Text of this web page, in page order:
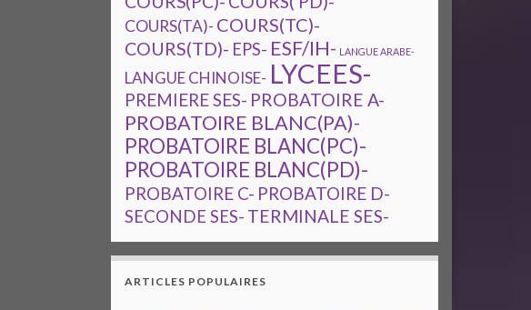
COURS(TA)- COURS(TC)-
COURS(TD)- EPS- ESF/IH- LANGUE ARABE-
LANGUE CHINOISE- LYCEES-
PREMIERE SES- PROBATOIRE A-
PROBATOIRE BLANC(PA)-
PROBATOIRE BLANC(PC)-
PROBATOIRE BLANC(PD)-
PROBATOIRE C- PROBATOIRE D-
SECONDE SES- TERMINALE SES-
ARTICLES POPULAIRES